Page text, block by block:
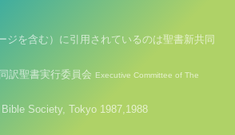
ジを含む）に引用されているのは聖書新共同
訳聖書実行委員会 Executive Committee of The
Society, Tokyo 1987,1988